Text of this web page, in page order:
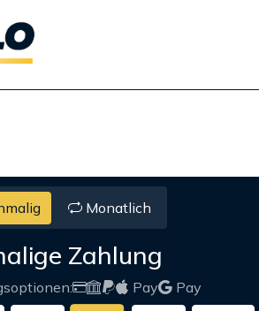
Monatlich
Zahlung
Pay
Pay